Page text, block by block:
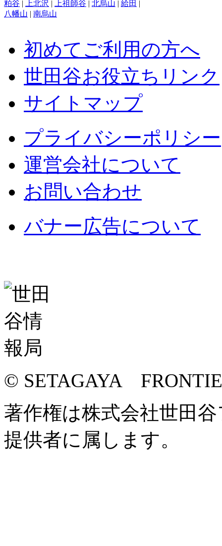
粕谷 | 上北沢 | 上祖師谷 | 北烏山 | 給田 |
八幡山 | 南烏山
初めてご利用の方へ
世田谷お役立ちリンク
サイトマップ
プライバシーポリシー
運営会社について
お問い合わせ
バナー広告について
© SETAGAYA
著作権は株式会社世田
提供者に属します。